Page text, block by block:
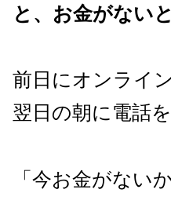
と、お金がない
前日にオンライ
翌日の朝に電話
「今お金がない